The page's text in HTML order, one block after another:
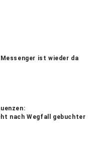
ist wieder da
nach Wegfall gebuchter